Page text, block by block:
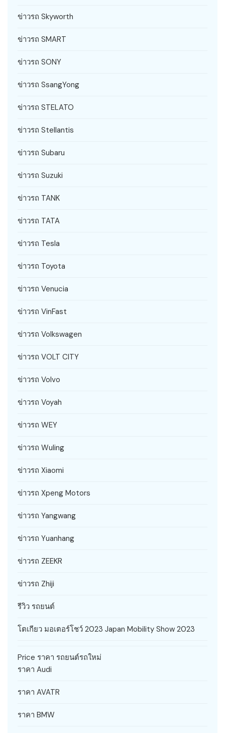
ข่าวรถ Skyworth
ข่าวรถ SMART
ข่าวรถ SONY
ข่าวรถ SsangYong
ข่าวรถ STELATO
ข่าวรถ Stellantis
ข่าวรถ Subaru
ข่าวรถ Suzuki
ข่าวรถ TANK
ข่าวรถ TATA
ข่าวรถ Tesla
ข่าวรถ Toyota
ข่าวรถ Venucia
ข่าวรถ VinFast
ข่าวรถ Volkswagen
ข่าวรถ VOLT CITY
ข่าวรถ Volvo
ข่าวรถ Voyah
ข่าวรถ WEY
ข่าวรถ Wuling
ข่าวรถ Xiaomi
ข่าวรถ Xpeng Motors
ข่าวรถ Yangwang
ข่าวรถ Yuanhang
ข่าวรถ ZEEKR
ข่าวรถ Zhiji
รีวิว รถยนต์
โตเกียว มอเตอร์โชว์ 2023 Japan Mobility Show 2023
Price ราคา รถยนต์รถใหม่
ราคา Audi
ราคา AVATR
ราคา BMW